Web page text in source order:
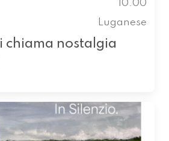
10.00
Luganese
chiama nostalgia